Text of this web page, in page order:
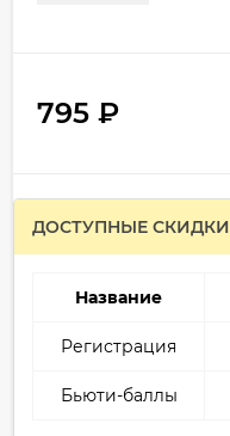
795 ₽
ДОСТУПНЫЕ СКИДКИ
Название
Регистрация
Бьюти-баллы